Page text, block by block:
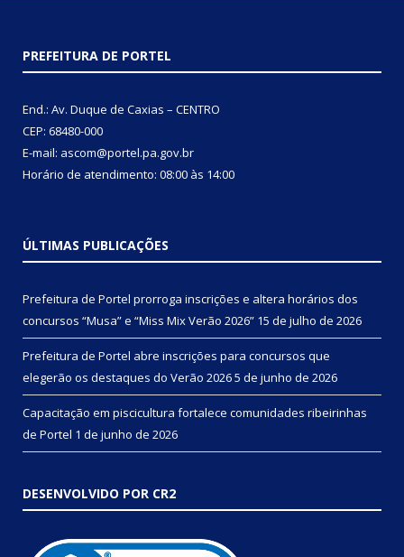
PREFEITURA DE PORTEL
End.: Av. Duque de Caxias – CENTRO
CEP: 68480-000
E-mail: ascom@portel.pa.gov.br
Horário de atendimento: 08:00 às 14:00
ÚLTIMAS PUBLICAÇÕES
Prefeitura de Portel prorroga inscrições e altera horários dos
concursos “Musa” e “Miss Mix Verão 2026” 15 de julho de 2026
Prefeitura de Portel abre inscrições para concursos que
elegerão os destaques do Verão 20265 de junho de 2026
Capacitação em piscicultura fortalece comunidades ribeirinhas
de Portel 1 de junho de 2026
DESENVOLVIDO POR CR2